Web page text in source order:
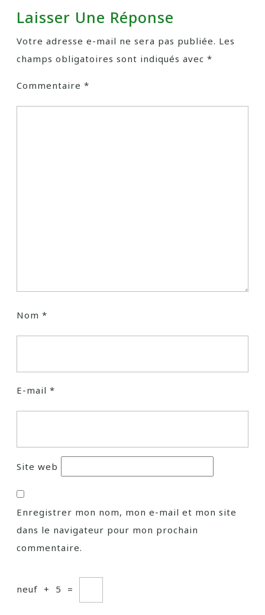
Laisser Une Réponse
Votre adresse e-mail ne sera pas publiée. Les
champs obligatoires sont indiqués avec *
Commentaire *
Nom *
E-mail *
Site web
Enregistrer mon nom, mon e-mail et mon site
dans le navigateur pour mon prochain
commentaire.
neuf + 5 =